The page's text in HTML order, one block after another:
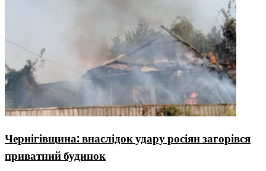
Чернігівщина: внаслідок удару росіян загорівся
приватний будинок